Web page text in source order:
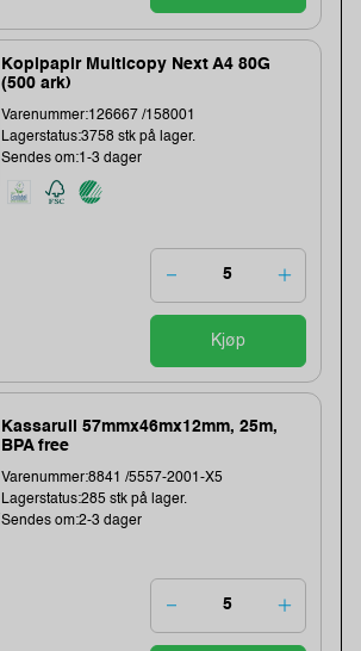
Kopipapir Multicopy Next A4 80G
(500 ark)
Varenummer:126667 /158001
Lagerstatus:3758 stk på lager.
Sendes om:1-3 dager
Kjøp
Kassarull 57mmx46mx12mm, 25m,
BPA free
Varenummer:8841 /5557-2001-X5
Lagerstatus:285 stk på lager.
Sendes om:2-3 dager